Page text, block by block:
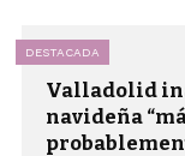
DESTACADA
Valladolid
navideña